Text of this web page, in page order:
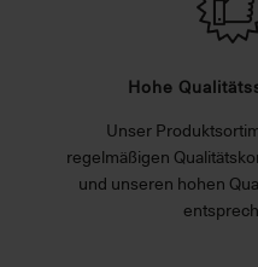
Hohe
Unser
regelmäßigen
und unseren hohen